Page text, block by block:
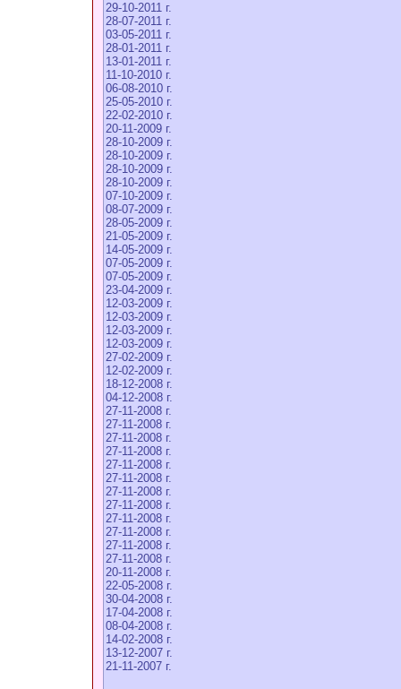
29-10-2011 г.
28-07-2011 г.
03-05-2011 г.
28-01-2011 г.
13-01-2011 г.
11-10-2010 г.
06-08-2010 г.
25-05-2010 г.
22-02-2010 г.
20-11-2009 г.
28-10-2009 г.
28-10-2009 г.
28-10-2009 г.
28-10-2009 г.
07-10-2009 г.
08-07-2009 г.
28-05-2009 г.
21-05-2009 г.
14-05-2009 г.
07-05-2009 г.
07-05-2009 г.
23-04-2009 г.
12-03-2009 г.
12-03-2009 г.
12-03-2009 г.
12-03-2009 г.
27-02-2009 г.
12-02-2009 г.
18-12-2008 г.
04-12-2008 г.
27-11-2008 г.
27-11-2008 г.
27-11-2008 г.
27-11-2008 г.
27-11-2008 г.
27-11-2008 г.
27-11-2008 г.
27-11-2008 г.
27-11-2008 г.
27-11-2008 г.
27-11-2008 г.
27-11-2008 г.
20-11-2008 г.
22-05-2008 г.
30-04-2008 г.
17-04-2008 г.
08-04-2008 г.
14-02-2008 г.
13-12-2007 г.
21-11-2007 г.